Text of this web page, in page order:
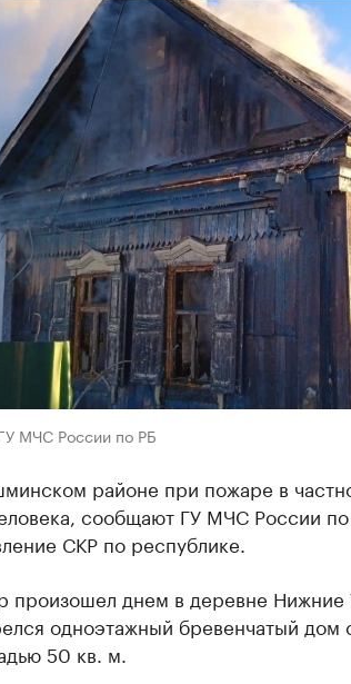
МЧС России по РБ
районе при пожаре в
сообщают ГУ МЧС России
СКР по республике.
произошел днем в деревне Нижние
одноэтажный бревенчатый
50 кв. м.